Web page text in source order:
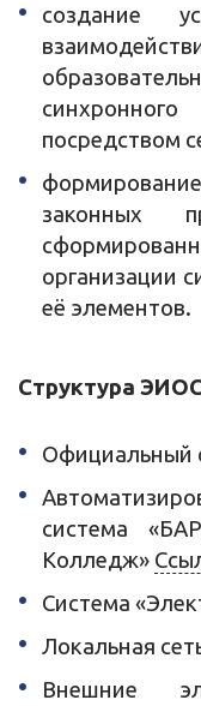
создание
посредством
законных
организации
её элементов.
Структура
Официальный
система
Колледж»
Система
Локальная
Внешние